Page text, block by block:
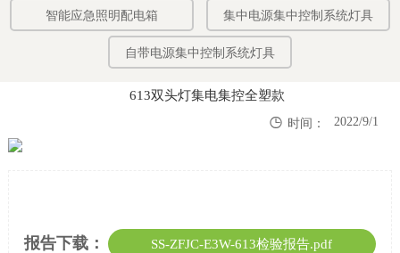
智能应急照明配电箱 集中电源集中控制系统灯具
自带电源集中控制系统灯具
613双头灯集电集控全塑款
 时间： 2022/9/1
报告下载： SS-ZFJC-E3W-613检验报告.pdf